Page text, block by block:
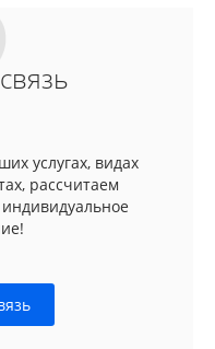
услугах, видах
рассчитаем